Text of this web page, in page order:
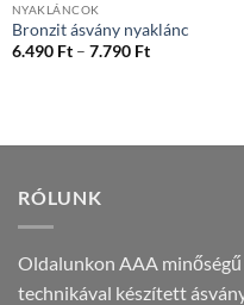
NYAKLÁNCOK
Bronzit ásvány nyaklánc
6.490 Ft – 7.790 FtÁrtartomány:
RÓLUNK
Oldalunkon AAA
technikával készített